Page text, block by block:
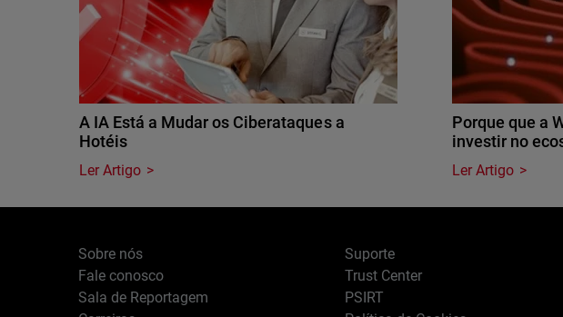
A IA Está a Mudar os Ciberataques a
Hotéis
Ler Artigo
Porque que a
investir no
Ler Artigo
Sobre nós
Fale conosco
Sala de Reportagem
Suporte
Trust Center
PSIRT